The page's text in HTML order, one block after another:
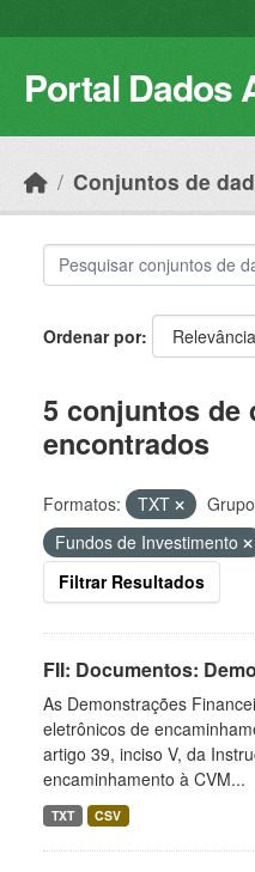
Portal Dados
Conjuntos de
Ordenar por
5 conjuntos de
encontrados
Formatos: TXT
Fundos de Investimento
Filtrar Resultados
FII: Documentos:
As Demonstrações
eletrônicos de
artigo 39, inciso V, da
encaminhamento à CVM...
TXT CSV